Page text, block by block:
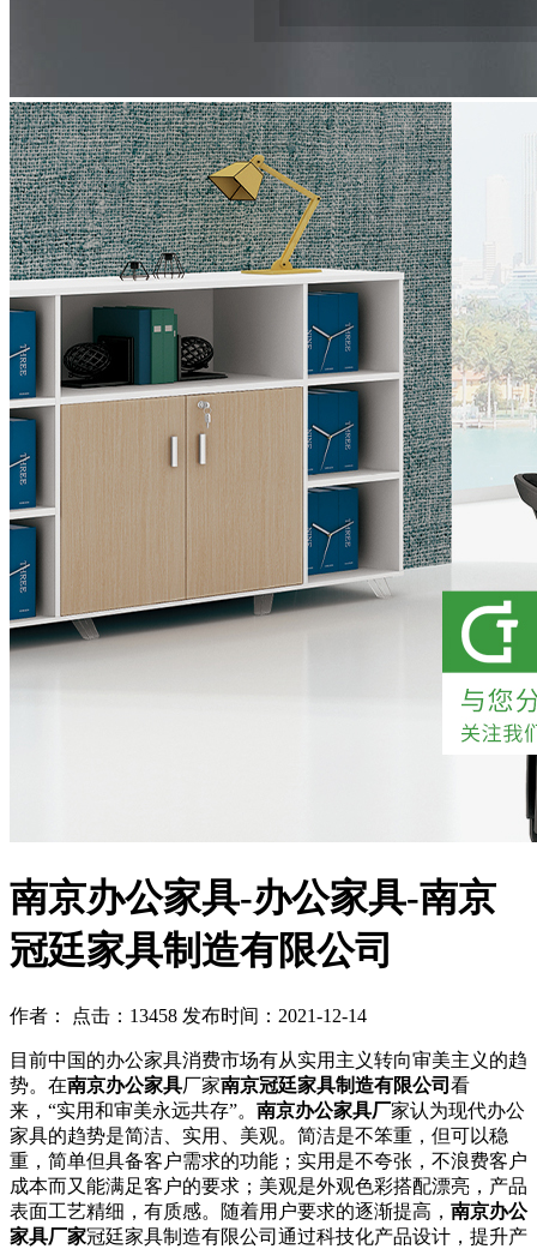
南京办公家具-办公家具-南京
冠廷家具制造有限公司
作者： 点击：13458 发布时间：2021-12-14
目前中国的办公家具消费市场有从实用主义转向审美主义的趋
势。在南京办公家具厂家南京冠廷家具制造有限公司 看
来，“实用和审美永远共存”。 南京办公家具厂家认为现代办公
家具的趋势是简洁、实用、美观。简洁是不笨重，但可以稳
重，简单但具备客户需求的功能；实用是不夸张，不浪费客户
成本而又能满足客户的要求；美观是外观色彩搭配漂亮，产品
表面工艺精细，有质感。随着用户要求的逐渐提高， 南京办公
家具厂家冠廷家具制造有限公司通过科技化产品设计，提升产